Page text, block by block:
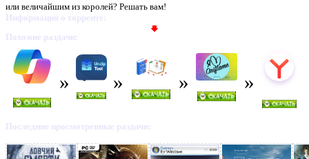
или величайшим из королей? Решать вам!
Информация о торренте:
Похожие раздачи:
Последние просмотренные раздачи: